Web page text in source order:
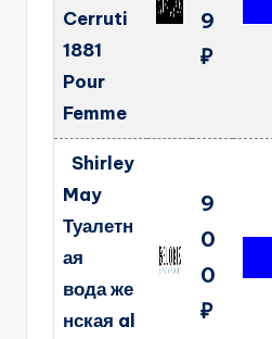
Cerruti
1881
Pour
Femme
9
₽
Shirley
May
Туалетн
ая
вода же
нская al
9
0
0
₽